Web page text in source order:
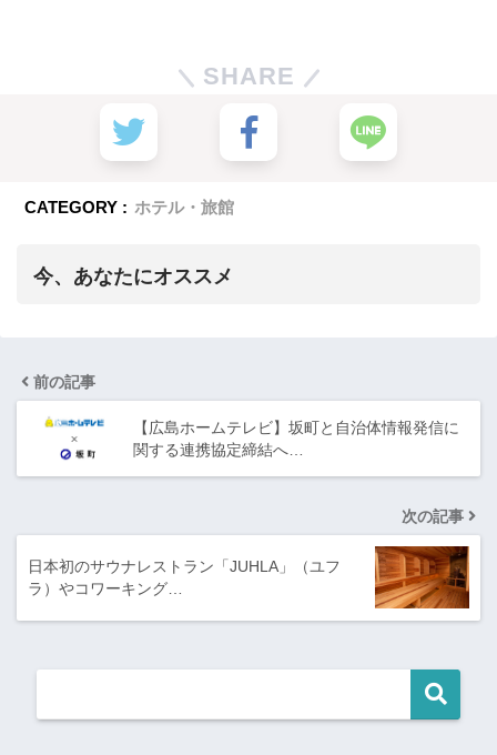
SHARE
CATEGORY : ホテル・旅館
今、あなたにオススメ
前の記事
【広島ホームテレビ】坂町と自治体情報発信に
関する連携協定締結へ…
次の記事
日本初のサウナレストラン「JUHLA」（ユフ
ラ）やコワーキング…